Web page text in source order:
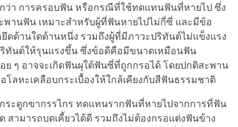
ว่า การครอบฟัน หรือกรณีที่ใช้ทดแทนฟันที่หายไป ซึ่ง
พานฟัน เหมาะสำหรับผู้ที่ฟันหายไปไม่กี่ซี่ และมีข้อ
ดด้านใดด้านหนึ่ง รวมถึงผู้ที่มีภาวะปริทันต์ไม่แข็งแรง
ริทันต์ให้รุนแรงขึ้น ซึ่งข้อดีคือมีขนาดเหมือนฟัน
ย ๆ อาจจะเกิดฟันผุใต้ฟันซี่ที่ถูกกรอได้ โดยปกติสะพาน
ลหะเคลือบกระเบื้องให้ใกล้เคียงกับสีฟันธรรมชาติ
ระดูกขากรรไกร ทดแทนรากฟันที่หายไปจากการที่ฟัน
ามารถบดเคี้ยวได้ดี รวมถึงไม่ต้องกรอแต่งฟันข้าง